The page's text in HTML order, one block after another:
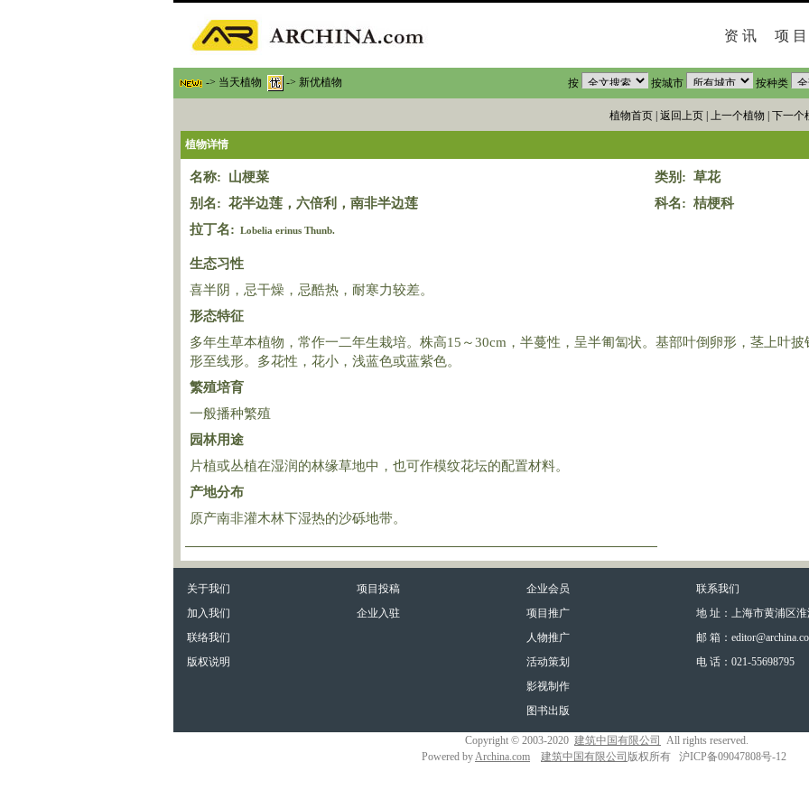
资 讯 项 目
-> 当天植物 -> 新优植物 按 按城市 按种类
植物首页 返回上页 上一个植物 下一个
植物详情
名称: 山梗菜
类别: 草花
别名: 花半边莲，六倍利，南非半边莲
科名: 桔梗科
拉丁名:
Lobelia erinus Thunb.
生态习性
喜半阴，忌干燥，忌酷热，耐寒力较差。
形态特征
多年生草本植物，常作一二年生栽培。株高15～30cm，半蔓性，呈半匍匐状。基部叶倒卵形，茎上叶披
形至线形。多花性，花小，浅蓝色或蓝紫色。
繁殖培育
一般播种繁殖
园林用途
片植或丛植在湿润的林缘草地中，也可作模纹花坛的配置材料。
产地分布
原产南非灌木林下湿热的沙砾地带。
关于我们
加入我们
联络我们
版权说明
项目投稿
企业入驻
企业会员
项目推广
人物推广
活动策划
影视制作
图书出版
联系我们
地 址：上海市黄浦区
邮 箱：
电 话：021-55698795
Copyright © 2003-2020 建筑中国有限公司
All rights reserved.
Powered byArchina.com 建筑中国有限公司 版权所有 沪ICP备09047808号-12